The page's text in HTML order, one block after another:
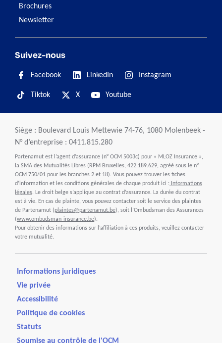
Brochures
Newsletter
Suivez-nous
Facebook LinkedIn Instagram
Tiktok X Youtube
Siège : Boulevard Louis Mettewie 74-76, 1080 Molenbeek -
N° d’entreprise : 0411.815.280
Partenamut est l’agent d’assurance (n° OCM 5003c) pour « MLOZ Insurance »,
la SMA des Mutualités Libres (RPM Bruxelles, 422.189.629, agréé sous le n°
OCM 750/01 pour les branches 2 et 18). Vous pouvez trouver les fiches
d’information et les conditions générales de chaque produit ici : Informations
légales. Le droit belge s’applique au contrat d’assurance. La durée du contrat
est à vie. En cas de plainte, vous pouvez contacter soit le service des plaintes
de Partenamut (plaintes@partenamut.be), soit l’Ombudsman des Assurances
(www.ombudsman-insurance.be).
Pour obtenir des informations sur l’affiliation à ces produits, veuillez contacter
votre mutualité.
Informations juridiques
Vie privée
Accessibilité
Politique de cookies
Statuts
Soumise au contrôle de l'OCM